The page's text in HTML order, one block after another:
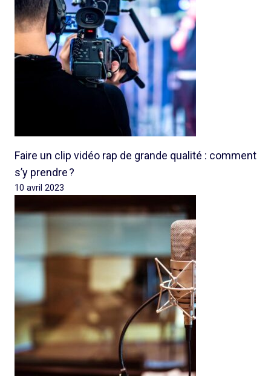
Faire un clip vidéo rap de grande qualité : comment
s’y prendre ?
10 avril 2023